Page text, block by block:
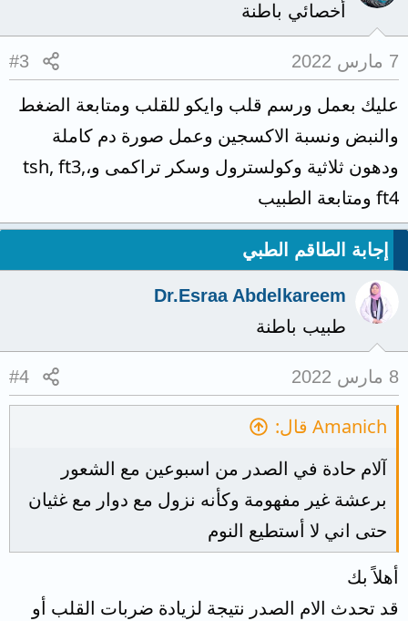
أخصائي باطنة
7 مارس 2022 #3
عليك بعمل ورسم قلب وايكو للقلب ومتابعة الضغط
والنبض ونسبة الاكسجين وعمل صورة دم كاملة
ودهون ثلاثية وكولسترول وسكر تراكمى و،tsh, ft3,
ft4 ومتابعة الطبيب
إجابة الطاقم الطبي
Dr.Esraa Abdelkareem
طبيب باطنة
8 مارس 2022 #4
Amanich قال:
آلام حادة في الصدر من اسبوعين مع الشعور
برعشة غير مفهومة وكأنه نزول مع دوار مع غثيان
حتى اني لا أستطيع النوم
أهلاً بك
قد تحدث الام الصدر نتيجة لزيادة ضربات القلب أو